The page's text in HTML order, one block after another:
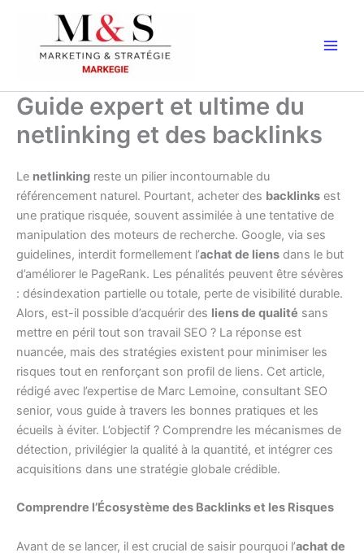
contenu
Guide expert et ultime du
netlinking et des backlinks
Le netlinking reste un pilier incontournable du
référencement naturel. Pourtant, acheter des backlinks est
une pratique risquée, souvent assimilée à une tentative de
manipulation des moteurs de recherche. Google, via ses
guidelines, interdit formellement l’achat de liens dans le but
d’améliorer le PageRank. Les pénalités peuvent être sévères
: désindexation partielle ou totale, perte de visibilité durable.
Alors, est-il possible d’acquérir des liens de qualité sans
mettre en péril tout son travail SEO ? La réponse est
nuancée, mais des stratégies existent pour minimiser les
risques tout en renforçant son profil de liens. Cet article,
rédigé avec l’expertise de Marc Lemoine, consultant SEO
senior, vous guide à travers les bonnes pratiques et les
écueils à éviter. L’objectif ? Comprendre les mécanismes de
détection, privilégier la qualité à la quantité, et intégrer ces
acquisitions dans une stratégie globale crédible.
Comprendre l’Écosystème des Backlinks et les Risques
Avant de se lancer, il est crucial de saisir pourquoi l’achat de